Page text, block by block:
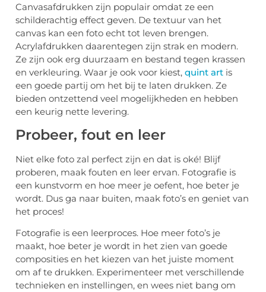
Canvasafdrukken zijn populair omdat ze een
schilderachtig effect geven. De textuur van het
canvas kan een foto echt tot leven brengen.
Acrylafdrukken daarentegen zijn strak en modern.
Ze zijn ook erg duurzaam en bestand tegen krassen
en verkleuring. Waar je ook voor kiest, quint art is
een goede partij om het bij te laten drukken. Ze
bieden ontzettend veel mogelijkheden en hebben
een keurig nette levering.
Probeer, fout en leer
Niet elke foto zal perfect zijn en dat is oké! Blijf
proberen, maak fouten en leer ervan. Fotografie is
een kunstvorm en hoe meer je oefent, hoe beter je
wordt. Dus ga naar buiten, maak foto’s en geniet van
het proces!
Fotografie is een leerproces. Hoe meer foto’s je
maakt, hoe beter je wordt in het zien van goede
composities en het kiezen van het juiste moment
om af te drukken. Experimenteer met verschillende
technieken en instellingen, en wees niet bang om